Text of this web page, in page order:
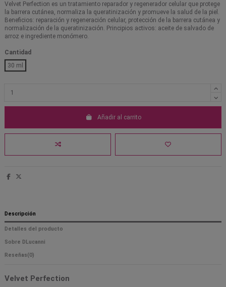
Velvet Perfection es un tratamiento reparador y regenerador celular que protege
la barrera cutánea, normaliza la queratinización y promueve la salud de la piel.
Beneficios: reparación y regeneración celular, protección de la barrera cutánea y
normalización de la queratinización. Principios activos: aceite de salvado de
arroz e ingrediente monómero.
Cantidad
30 ml
Añadir al carrito
Descripción
Detalles del producto
Sobre DLucanni
Reseñas(0)
Velvet Perfection